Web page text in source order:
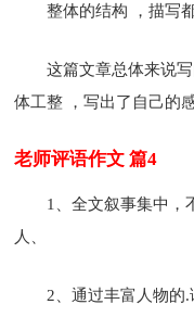
整体的结构 ，描写
这篇文章总体来说
体工整 ，写出了自己的
老师评语作文 篇4
1、全文叙事集中，
人、
2、通过丰富人物的